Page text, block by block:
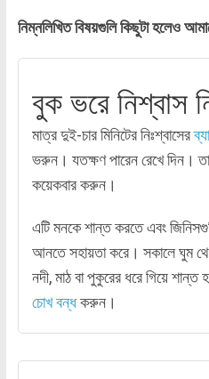
নিম্নলিখিত বিষয়গুলি কিছুটা হলেও
বুক ভরে নিশ্বাস
মাত্র দুই-চার মিনিটের নিঃশ্বাসের
ভরুন। যতক্ষণ পারেন রেখে দিন।
কয়েকবার করুন।
এটি মনকে শান্ত করতে এবং
আনতে সহায়তা করে। সকালে ঘুম
নদী, মাঠ বা পুকুরের ধরে গিয়ে শান্ত
চোখ বন্ধকরুন।